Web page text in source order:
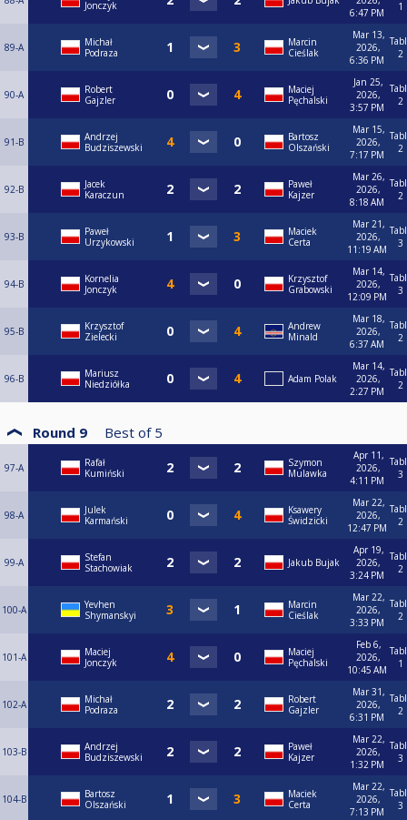
Jonczyk
6:47 PM
1
89-A
Michał
Podraza
Marcin
Cieślak
Mar 13,
2026,
6:36 PM
2
90-A
Robert
Gajzler
Maciej
Pęchalski
Jan 25,
2026,
3:57 PM
2
91-B
Andrzej
Budziszewski
Bartosz
Olszański
Mar 15,
2026,
7:17 PM
2
92-B
Jacek
Karaczun
Paweł
Kajzer
Mar 26,
2026,
8:18 AM
2
93-B
Paweł
Urzykowski
Maciek
Certa
Mar 21,
2026,
11:19 AM
3
94-B
Kornelia
Jonczyk
Krzysztof
Grabowski
Mar 14,
2026,
12:09 PM
3
95-B
Krzysztof
Zielecki
Andrew
Minald
Mar 18,
2026,
6:37 AM
2
96-B
Mariusz
Niedziółka
Adam Polak
Mar 14,
2026,
2:27 PM
2
Round 9 Best of 5
97-A
Rafał
Kumiński
Szymon
Mulawka
Apr 11,
2026,
4:11 PM
3
98-A
Julek
Karmański
Ksawery
Świdzicki
Mar 22,
2026,
12:47 PM
2
99-A
Stefan
Stachowiak
Jakub Bujak
Apr 19,
2026,
3:24 PM
2
100-A
Yevhen
Shymanskyi
Marcin
Cieślak
Mar 22,
2026,
3:33 PM
2
101-A
Maciej
Jonczyk
Maciej
Pęchalski
Feb 6,
2026,
10:45 AM
1
102-A
Michał
Podraza
Robert
Gajzler
Mar 31,
2026,
6:31 PM
2
103-B
Andrzej
Budziszewski
Paweł
Kajzer
Mar 22,
2026,
1:32 PM
3
104-B
Bartosz
Olszański
Maciek
Certa
Mar 22,
2026,
7:13 PM
3